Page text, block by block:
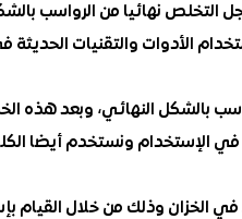
التخلص نهائيا من الرواسب
الأدوات والتقنيات الحديثة
بالشكل النهائي، وبعد هذه
في الإستخدام ونستخدم أيضا
في الخزان وذلك من خلال القيام